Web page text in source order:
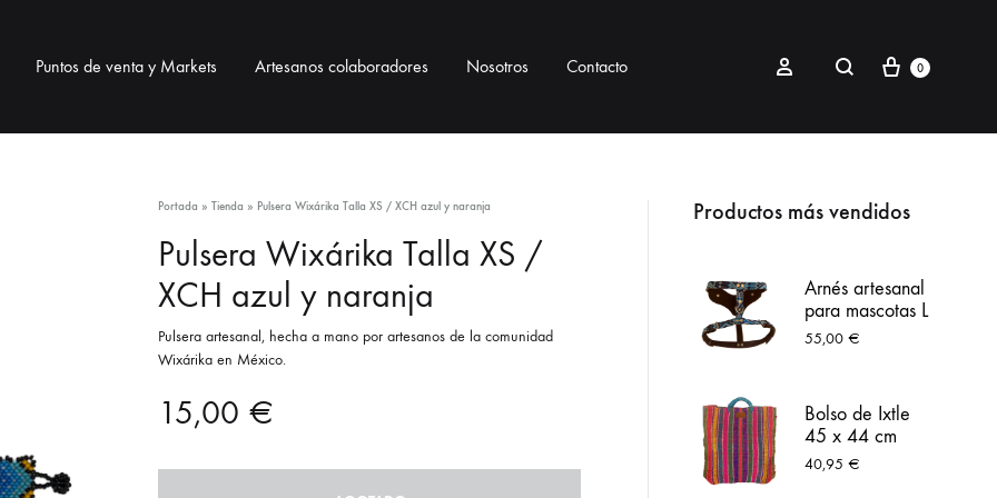
BISUTERÍA
Collares
Pendientes
ACCESORIOS
Correas para bolsos o cámaras
Llaveros
MASCOTAS
Colección Itzcuincle
Collares mascotas
PetKit
Puntos de venta y Markets Artesanos colaboradores Nosotros Contacto Sign inBuscar Carrito
0
Portada » Tienda » Pulsera Wixárika Talla XS / XCH azul y naranja
Pulsera Wixárika Talla XS /
XCH azul y naranja
Pulsera artesanal, hecha a mano por artesanos de la comunidad
Wixárika en México.
15,00 €
Productos más vendidos
Arnés artesanal
para mascotas L
azul
55,00€
Bolso de Ixtle
45 x 44 cm
grande colores
40,95€